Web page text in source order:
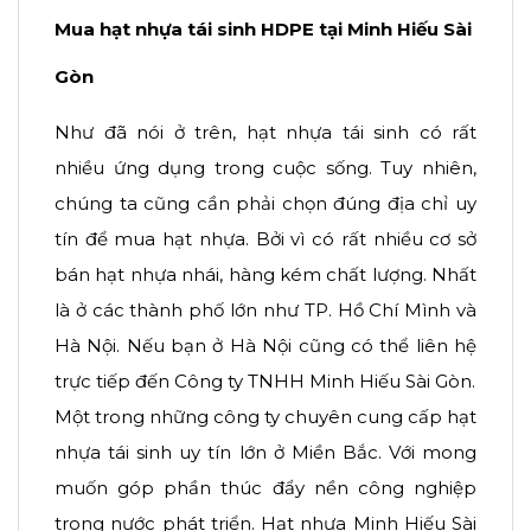
Mua hạt nhựa tái sinh HDPE tại Minh Hiếu Sài
Gòn
Như đã nói ở trên, hạt nhựa tái sinh có rất
nhiều ứng dụng trong cuộc sống. Tuy nhiên,
chúng ta cũng cần phải chọn đúng địa chỉ uy
tín để mua hạt nhựa. Bởi vì có rất nhiều cơ sở
bán hạt nhựa nhái, hàng kém chất lượng. Nhất
là ở các thành phố lớn như TP. Hồ Chí Mình và
Hà Nội. Nếu bạn ở Hà Nội cũng có thể liên hệ
trực tiếp đến Công ty TNHH Minh Hiếu Sài Gòn.
Một trong những công ty chuyên cung cấp hạt
nhựa tái sinh uy tín lớn ở Miền Bắc. Với mong
muốn góp phần thúc đẩy nền công nghiệp
trong nước phát triển. Hạt nhựa Minh Hiếu Sài